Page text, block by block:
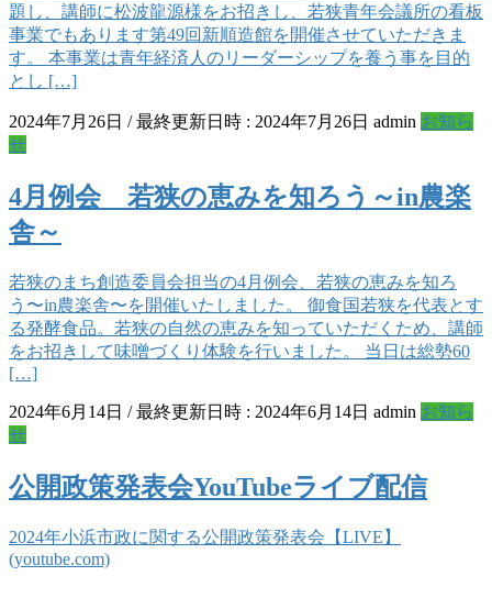
題し、講師に松波龍源様をお招きし、若狭青年会議所の看板
事業でもあります第49回新順造館を開催させていただきま
す。 本事業は青年経済人のリーダーシップを養う事を目的
とし […]
2024年7月26日 / 最終更新日時 : 2024年7月26日 admin お知ら
せ
4月例会 若狭の恵みを知ろう～in農楽
舎～
若狭のまち創造委員会担当の4月例会、若狭の恵みを知ろ
う〜in農楽舎〜を開催いたしました。 御食国若狭を代表とす
る発酵食品。若狭の自然の恵みを知っていただくため、講師
をお招きして味噌づくり体験を行いました。 当日は総勢60
[…]
2024年6月14日 / 最終更新日時 : 2024年6月14日 admin お知ら
せ
公開政策発表会YouTubeライブ配信
2024年小浜市政に関する公開政策発表会【LIVE】
(youtube.com)